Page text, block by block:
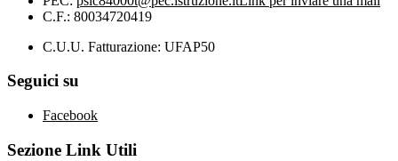
C.F.: 80034720419
C.U.U. Fatturazione: UFAP50
Seguici su
Facebook
Sezione Link Utili